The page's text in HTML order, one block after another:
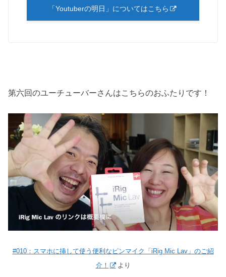
「Youtuberの明日」についてはこちら
第六回のユーチューバーさんはこちらのおふたりです！
#010：スマホに挿して使う便利なピンマイク「iRig Mic Lav」のご紹
介！
より